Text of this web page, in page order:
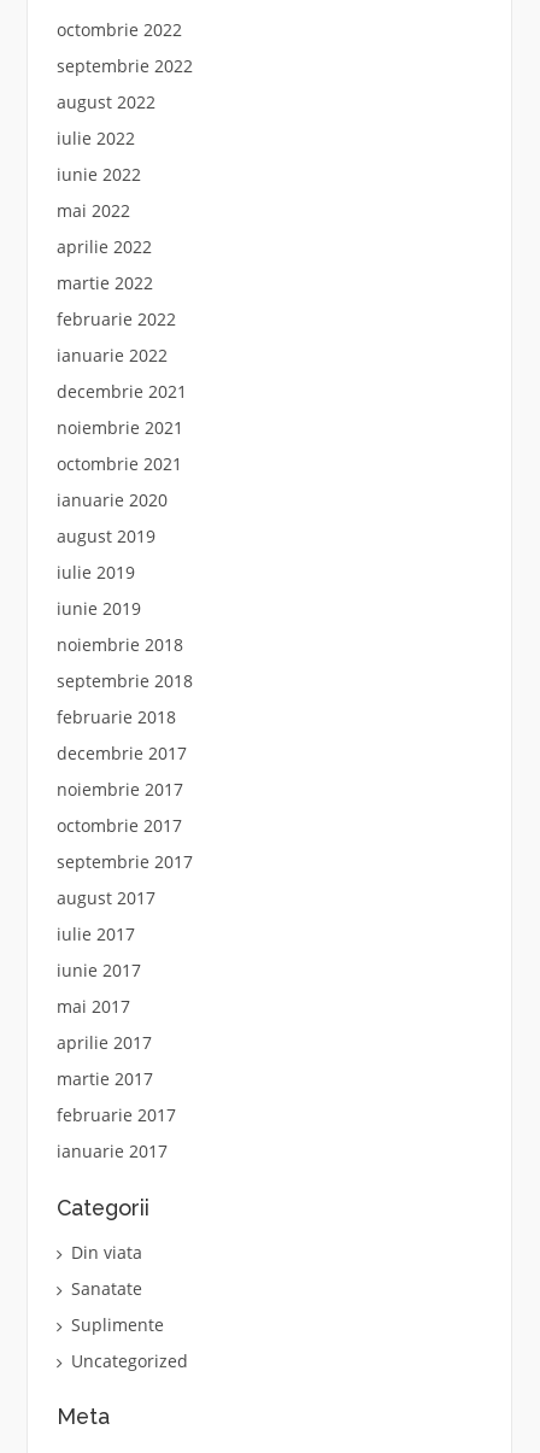
octombrie 2022
septembrie 2022
august 2022
iulie 2022
iunie 2022
mai 2022
aprilie 2022
martie 2022
februarie 2022
ianuarie 2022
decembrie 2021
noiembrie 2021
octombrie 2021
ianuarie 2020
august 2019
iulie 2019
iunie 2019
noiembrie 2018
septembrie 2018
februarie 2018
decembrie 2017
noiembrie 2017
octombrie 2017
septembrie 2017
august 2017
iulie 2017
iunie 2017
mai 2017
aprilie 2017
martie 2017
februarie 2017
ianuarie 2017
Categorii
Din viata
Sanatate
Suplimente
Uncategorized
Meta